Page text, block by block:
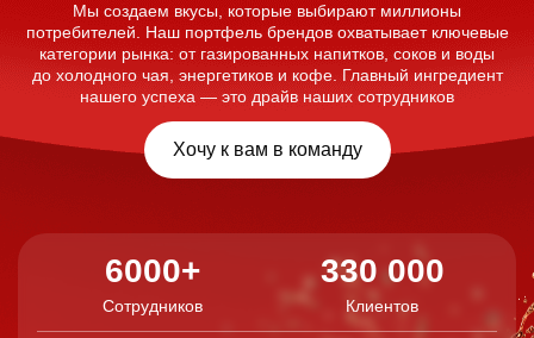
Мы создаем вкусы, которые выбирают миллионы
потребителей. Наш портфель брендов охватывает ключевые
категории рынка: от газированных напитков, соков и воды
до холодного чая, энергетиков и кофе. Главный ингредиент
нашего успеха — это драйв наших сотрудников
Хочу к вам в команду
6000+
Сотрудников
330 000
Клиентов